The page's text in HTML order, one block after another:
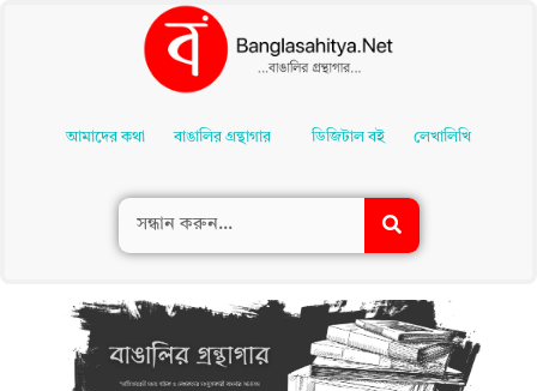
Contentআমাদের কথা বাঙালির গ্রন্থাগার ডিজিটাল বই লেখালিখি